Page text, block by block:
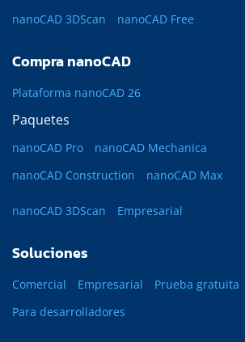
nanoCAD 3DScan nanoCAD Free
Compra nanoCAD
Plataforma nanoCAD 26
Paquetes
nanoCAD Pro
nanoCAD Mechanica
nanoCAD Construction
nanoCAD Max
nanoCAD 3DScan Empresarial
Soluciones
Comercial Empresarial Prueba gratuita
Para desarrolladores